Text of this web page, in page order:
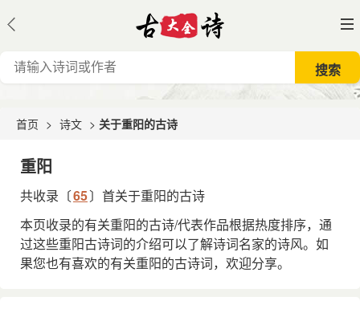
首页 > 诗文 > 关于重阳的古诗
重阳
共收录〔65〕首关于重阳的古诗
本页收录的有关重阳的古诗/代表作品根据热度排序，通
过这些重阳古诗词的介绍可以了解诗词名家的诗风。如
果您也有喜欢的有关重阳的古诗词，欢迎分享。